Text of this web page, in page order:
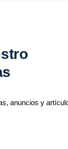
anuncios y